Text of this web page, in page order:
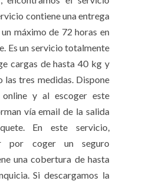
contiene una entrega
máximo de 72 horas en
Es un servicio totalmente
cargas de hasta 40 kg y
las tres medidas. Dispone
online y al escoger este
vía email de la salida
En este servicio,
por coger un seguro
una cobertura de hasta
Si descargamos la